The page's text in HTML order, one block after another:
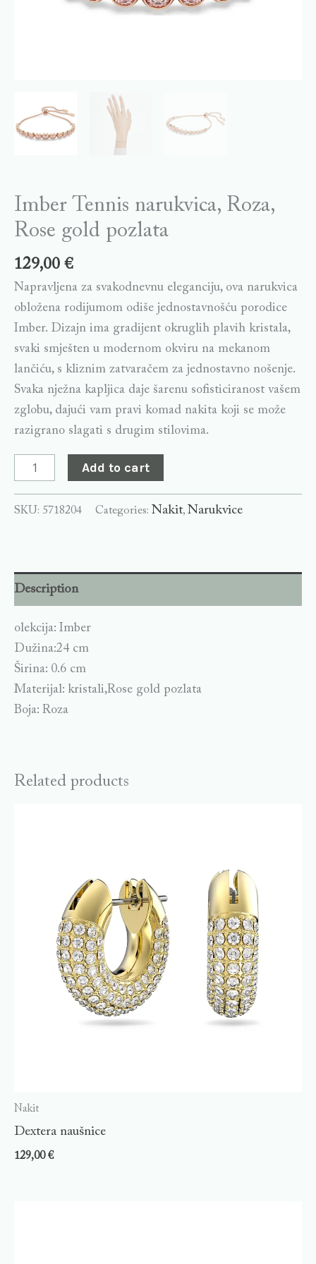
Imber Tennis narukvica, Roza,
Rose gold pozlata
129,00 €
Napravljena za svakodnevnu eleganciju, ova narukvica
obložena rodijumom odiše jednostavnošću porodice
Imber. Dizajn ima gradijent okruglih plavih kristala,
svaki smješten u modernom okviru na mekanom
lančiću, s kliznim zatvaračem za jednostavno nošenje.
Svaka nježna kapljica daje šarenu sofisticiranost vašem
zglobu, dajući vam pravi komad nakita koji se može
razigrano slagati s drugim stilovima.
Add to cart
SKU: 5718204 Categories: Nakit, Narukvice
Description
olekcija: Imber
Dužina:24 cm
Širina: 0.6 cm
Materijal: kristali,Rose gold pozlata
Boja: Roza
Related products
Nakit
Dextera naušnice
129,00€